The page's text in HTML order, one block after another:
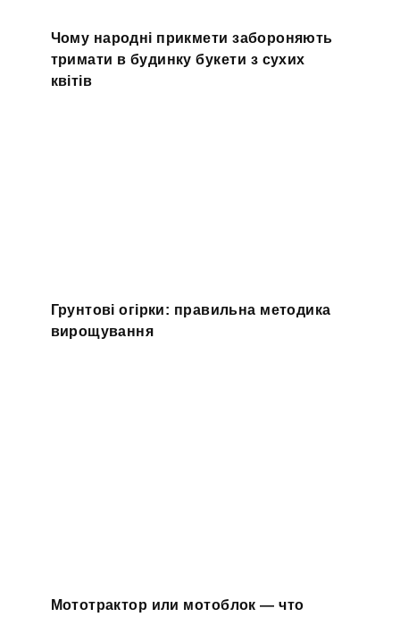
Чому народні прикмети забороняють
тримати в будинку букети з сухих
квітів
Грунтові огірки: правильна методика
вирощування
Мототрактор или мотоблок — что